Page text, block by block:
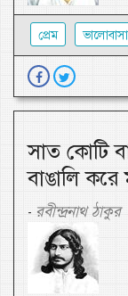
প্রেম ভালোবাসা
সাত কোটি
বাঙালি
- রবীন্দ্রনাথ ঠাকুর